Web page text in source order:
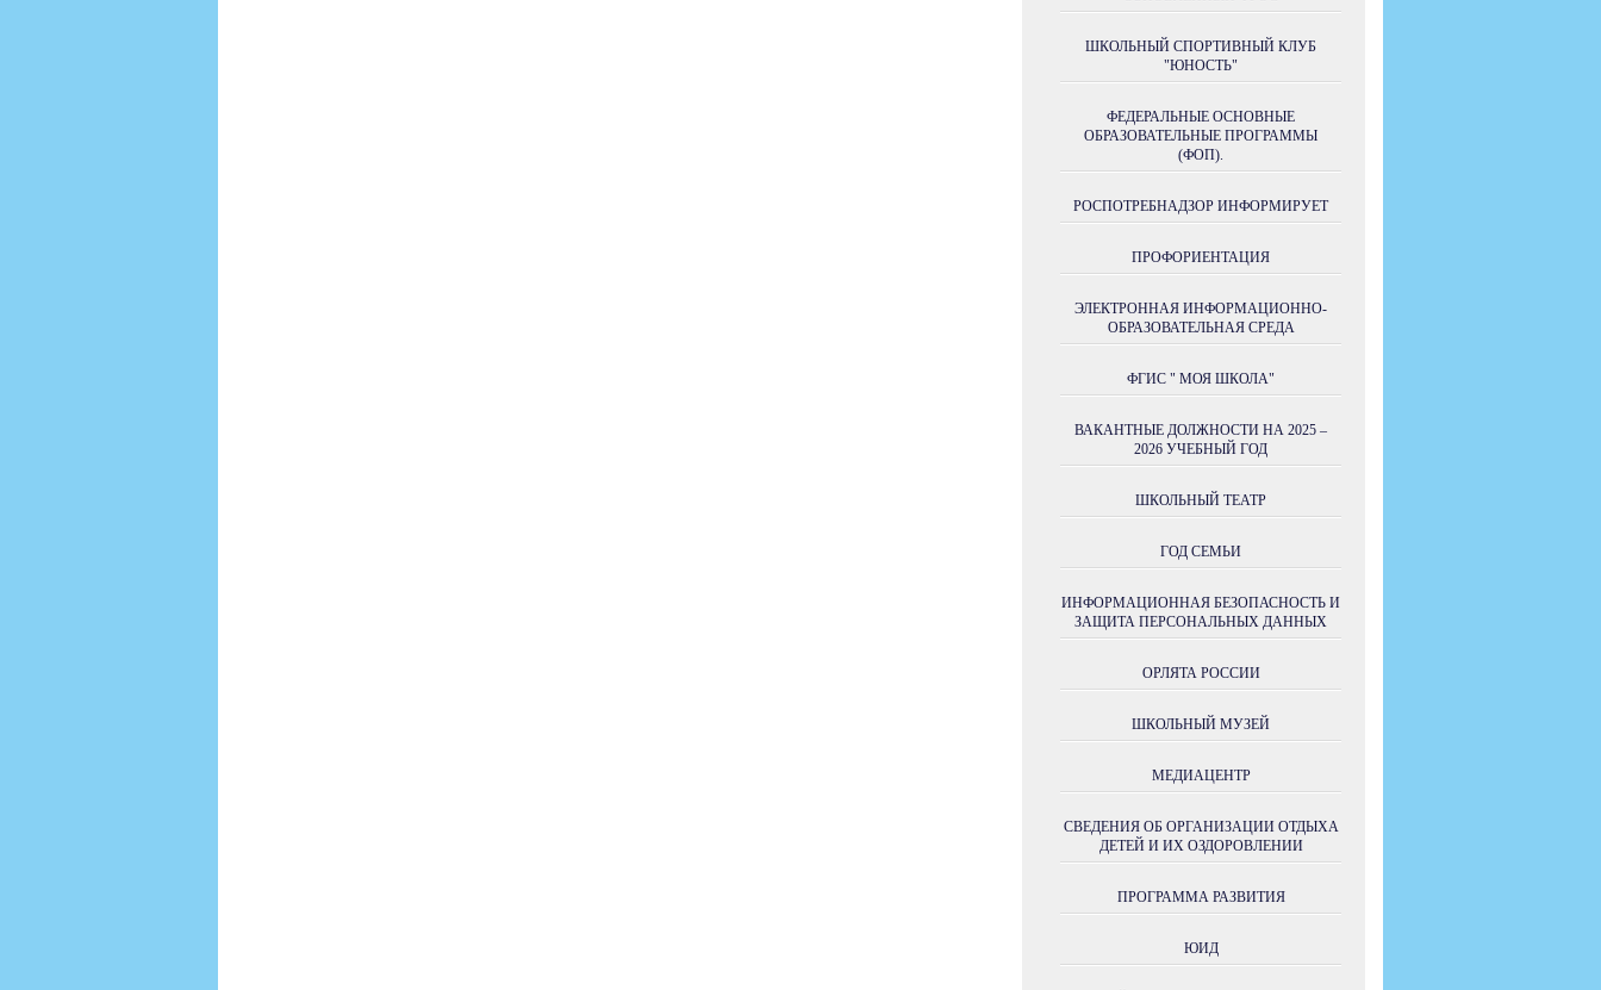
ШКОЛЬНЫЙ СПОРТИВНЫЙ КЛУБ
"ЮНОСТЬ"
ФЕДЕРАЛЬНЫЕ ОСНОВНЫЕ
ОБРАЗОВАТЕЛЬНЫЕ ПРОГРАММЫ
(ФОП).
РОСПОТРЕБНАДЗОР ИНФОРМИРУЕТ
ПРОФОРИЕНТАЦИЯ
ЭЛЕКТРОННАЯ ИНФОРМАЦИОННО-
ОБРАЗОВАТЕЛЬНАЯ СРЕДА
ФГИС " МОЯ ШКОЛА"
ВАКАНТНЫЕ ДОЛЖНОСТИ НА 2025 –
2026 УЧЕБНЫЙ ГОД
ШКОЛЬНЫЙ ТЕАТР
ГОД СЕМЬИ
ИНФОРМАЦИОННАЯ БЕЗОПАСНОСТЬ И
ЗАЩИТА ПЕРСОНАЛЬНЫХ ДАННЫХ
ОРЛЯТА РОССИИ
ШКОЛЬНЫЙ МУЗЕЙ
МЕДИАЦЕНТР
СВЕДЕНИЯ ОБ ОРГАНИЗАЦИИ ОТДЫХА
ДЕТЕЙ И ИХ ОЗДОРОВЛЕНИИ
ПРОГРАММА РАЗВИТИЯ
ЮИД